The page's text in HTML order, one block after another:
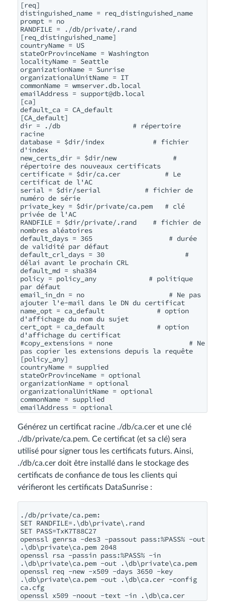
[req]
distinguished_name = req_distinguished_name
prompt = no
RANDFILE = ./db/private/.rand
[req_distinguished_name]
countryName = US
stateOrProvinceName = Washington
localityName = Seattle
organizationName = Sunrise
organizationalUnitName = IT
commonName = wmserver.db.local
emailAddress = support@db.local
[ca]
default_ca = CA_default
[CA_default]
dir = ./db                  # répertoire
racine
database = $dir/index            # fichier
d'index
new_certs_dir = $dir/new              #
répertoire des nouveaux certificats
certificate = $dir/ca.cer           # Le
certificat de l'AC
serial = $dir/serial           # fichier de
numéro de série
private_key = $dir/private/ca.pem   # clé
privée de l'AC
RANDFILE = $dir/private/.rand    # fichier de
nombres aléatoires
default_days = 365                   # durée
de validité par défaut
default_crl_days = 30                    #
délai avant le prochain CRL
default_md = sha384
policy = policy_any             # politique
par défaut
email_in_dn = no                     # Ne pas
ajouter l'e-mail dans le DN du certificat
name_opt = ca_default             # option
d'affichage du nom du sujet
cert_opt = ca_default             # option
d'affichage du certificat
#copy_extensions = none                   # Ne
pas copier les extensions depuis la requête
[policy_any]
countryName = supplied
stateOrProvinceName = optional
organizationName = optional
organizationalUnitName = optional
commonName = supplied
Générez un certificat racine ./db/ca.cer et une clé
./db/private/ca.pem. Ce certificat (et sa clé) sera
utilisé pour signer tous les certificats futurs. Ainsi,
./db/ca.cer doit être installé dans le stockage des
certificats de confiance de tous les clients qui
vérifieront les certificats DataSunrise :
./db/private/ca.pem:
SET RANDFILE=.\db\private\.rand
SET PASS=TxK7T88C27
openssl genrsa -des3 -passout pass:%PASS% -out
.\db\private\ca.pem 2048
openssl rsa -passin pass:%PASS% -in
.\db\private\ca.pem -out .\db\private\ca.pem
openssl req -new -x509 -days 3650 -key
.\db\private\ca.pem -out .\db\ca.cer -config
ca.cfg